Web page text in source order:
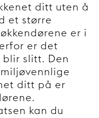
ditt uten å
et større
er i
er det
slitt. Den
ditt på er
kan du